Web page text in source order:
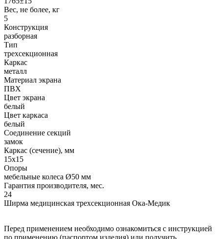
Вес, не более, кг
5
Конструкция
разборная
Тип
трехсекционная
Каркас
металл
Материал экрана
ПВХ
Цвет экрана
белый
Цвет каркаса
белый
Соединение секций
замок
Каркас (сечение), мм
15x15
Опоры
мебельные колеса Ø50 мм
Гарантия производителя, мес.
24
Ширма медицинская трехсекционная Ока-Медик
Перед применением необходимо ознакомиться с инструкцией
по применению (паспортом изделия) или получить